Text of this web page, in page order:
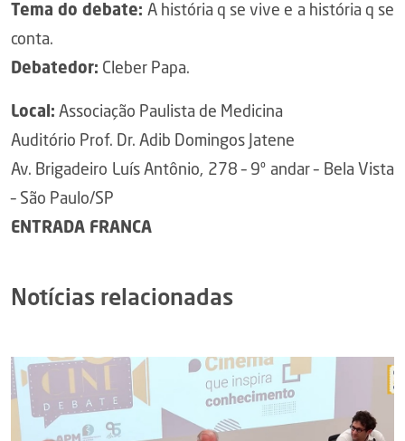
Tema do debate: A história q se vive e a história q se
conta.
Debatedor: Cleber Papa.
Local: Associação Paulista de Medicina
Auditório Prof. Dr. Adib Domingos Jatene
Av. Brigadeiro Luís Antônio, 278 – 9º andar – Bela Vista
– São Paulo/SP
ENTRADA FRANCA
Notícias relacionadas